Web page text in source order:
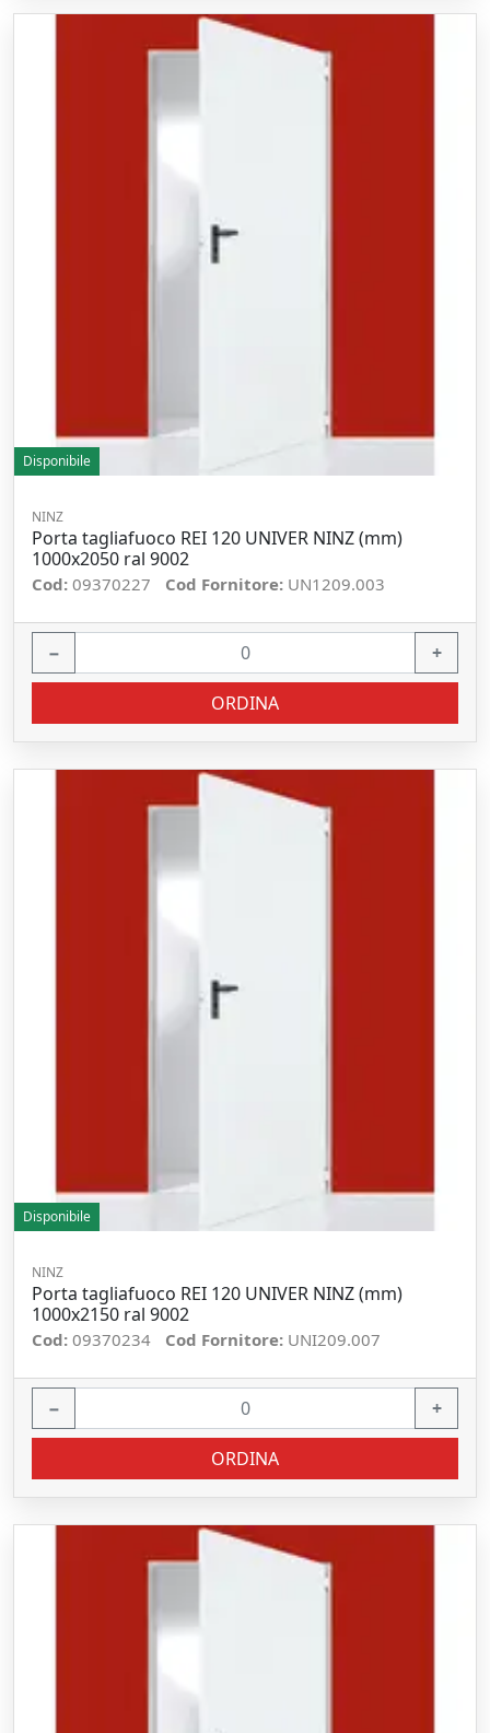
Disponibile
NINZ
Porta tagliafuoco REI 120 UNIVER NINZ (mm)
1000x2050 ral 9002
Cod: 09370227 Cod Fornitore: UN1209.003
− +
ORDINA
Disponibile
NINZ
Porta tagliafuoco REI 120 UNIVER NINZ (mm)
1000x2150 ral 9002
Cod: 09370234 Cod Fornitore: UNI209.007
− +
ORDINA